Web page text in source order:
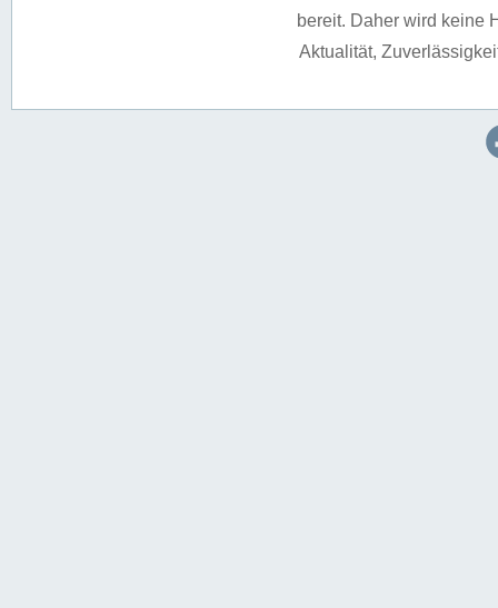
bereit. Daher wird keine
Aktualität,